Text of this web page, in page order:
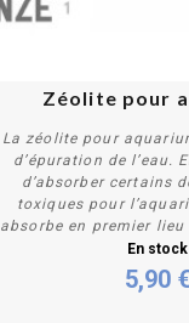
Acheter
Zéolite pour
La zéolite pour
d’épuration de l’eau.
d’absorber certains
toxiques pour
absorbe en premier
En stock
5,90 €